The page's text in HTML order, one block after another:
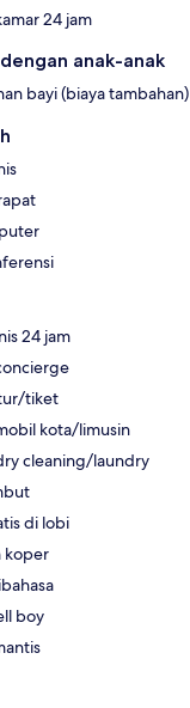
24 jam
anak-anak
bayi (biaya tambahan)
24 jam
tiket
kota/limusin
cleaning/laundry
di lobi
koper
boy